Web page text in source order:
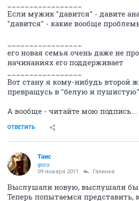
Если мужик "давится" - давите
"давится" - какие вообще
его новая семья очень даже не
начинаниях его поддерживает
Вот стану я кому-нибудь второй
превращусь в "белую и
А вообще - читайте мою подпись...
ОТВЕТИТЬ
Таис
guru
09 января 2011 Галинка
Выслушали новую, выслушали
Теперь попытаемся представить,